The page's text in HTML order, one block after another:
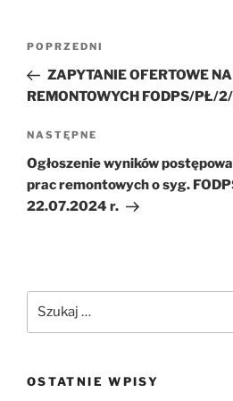
Nawigacja
Poprzedni
wpis
POPRZEDNI
ZAPYTANIE OFERTOWE
REMONTOWYCH FODPS/PŁ/
Następny
wpis
NASTĘPNE
Ogłoszenie wyników
prac remontowych o syg.
22.07.2024 r.
OSTATNIE WPISY